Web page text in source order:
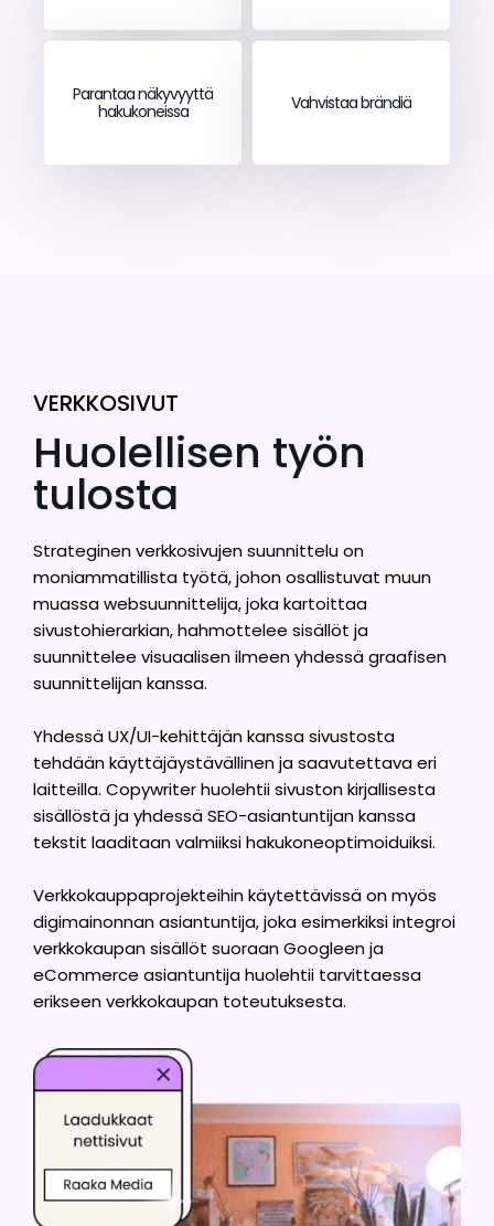
Parantaa näkyvyyttä
hakukoneissa
Vahvistaa brändiä
VERKKOSIVUT
Huolellisen työn
tulosta
Strateginen verkkosivujen suunnittelu on
moniammatillista työtä, johon osallistuvat muun
muassa websuunnittelija, joka kartoittaa
sivustohierarkian, hahmottelee sisällöt ja
suunnittelee visuaalisen ilmeen yhdessä graafisen
suunnittelijan kanssa.
Yhdessä UX/UI-kehittäjän kanssa sivustosta
tehdään käyttäjäystävällinen ja saavutettava eri
laitteilla. Copywriter huolehtii sivuston kirjallisesta
sisällöstä ja yhdessä SEO-asiantuntijan kanssa
tekstit laaditaan valmiiksi hakukoneoptimoiduiksi.
Verkkokauppaprojekteihin käytettävissä on myös
digimainonnan asiantuntija, joka esimerkiksi integroi
verkkokaupan sisällöt suoraan Googleen ja
eCommerce asiantuntija huolehtii tarvittaessa
erikseen verkkokaupan toteutuksesta.